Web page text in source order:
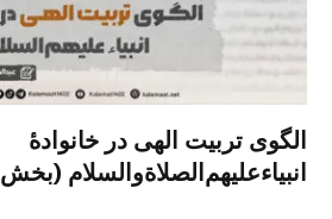
الگوی تربیت الهی در خانوادۀ
انبیاءعلیهم‌الصلاةو‌السلام (بخش ۱۱۳)